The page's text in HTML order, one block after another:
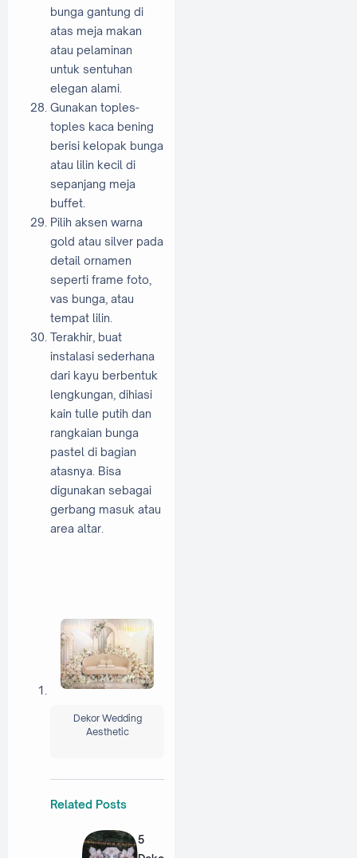
bunga gantung di
atas meja makan
atau pelaminan
untuk sentuhan
elegan alami.
Gunakan toples-
toples kaca bening
berisi kelopak bunga
atau lilin kecil di
sepanjang meja
buffet.
Pilih aksen warna
gold atau silver pada
detail ornamen
seperti frame foto,
vas bunga, atau
tempat lilin.
Terakhir, buat
instalasi sederhana
dari kayu berbentuk
lengkungan, dihiasi
kain tulle putih dan
rangkaian bunga
pastel di bagian
atasnya. Bisa
digunakan sebagai
gerbang masuk atau
area altar.
Dekor Wedding
Aesthetic
Related Posts
5